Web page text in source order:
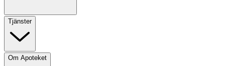
Tjänster
Om Apoteket